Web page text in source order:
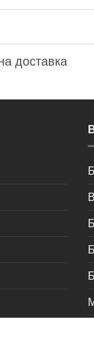
доставка